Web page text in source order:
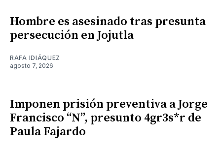
Hombre es asesinado tras presunta
persecución en Jojutla
RAFA IDIÁQUEZ
agosto 7, 2026
Imponen prisión preventiva a Jorge
Francisco “N”, presunto 4gr3s*r de
Paula Fajardo